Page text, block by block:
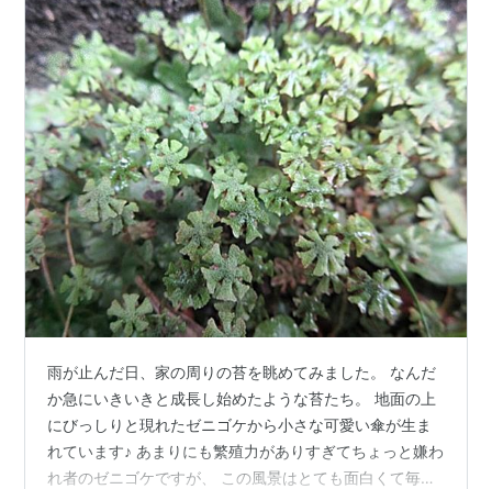
雨が止んだ日、家の周りの苔を眺めてみました。 なんだ
か急にいきいきと成長し始めたような苔たち。 地面の上
にびっしりと現れたゼニゴケから小さな可愛い傘が生ま
れています♪ あまりにも繁殖力がありすぎてちょっと嫌わ
れ者のゼニゴケですが、 この風景はとても面白くて毎年